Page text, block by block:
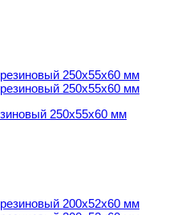
250х55х60 мм
250х55х60 мм
200х52х60 мм